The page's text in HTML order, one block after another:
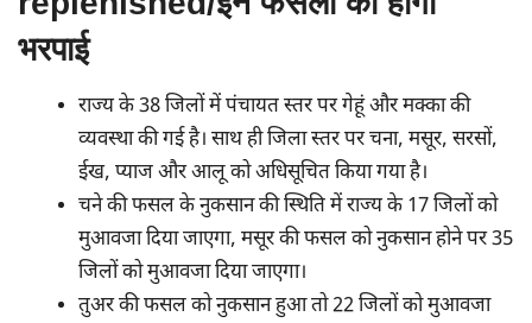
भरपाई
राज्य के 38 जिलों में पंचायत स्तर पर गेहूं और मक्का की
व्यवस्था की गई है। साथ ही जिला स्तर पर चना, मसूर, सरसों,
ईख, प्याज और आलू को अधिसूचित किया गया है।
चने की फसल के नुकसान की स्थिति में राज्य के 17 जिलों को
मुआवजा दिया जाएगा, मसूर की फसल को नुकसान होने पर 35
जिलों को मुआवजा दिया जाएगा।
तुअर की फसल को नुकसान हुआ तो 22 जिलों को मुआवजा